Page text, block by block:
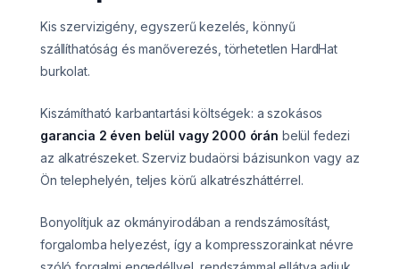
Kis szervizigény, egyszerű kezelés, könnyű
szállíthatóság és manőverezés, törhetetlen HardHat
burkolat.
Kiszámítható karbantartási költségek: a szokásos
garancia 2 éven belül vagy 2000 órán belül fedezi
az alkatrészeket. Szerviz budaörsi bázisunkon vagy az
Ön telephelyén, teljes körű alkatrészháttérrel.
Bonyolítjuk az okmányirodában a rendszámosítást,
forgalomba helyezést, így a kompresszorainkat névre